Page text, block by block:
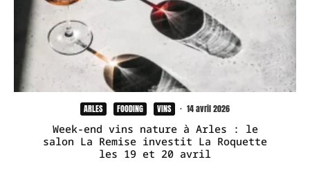
ARLES FOODING VINS · 14 avril 2026
Week-end vins nature à Arles : le
salon La Remise investit La Roquette
les 19 et 20 avril